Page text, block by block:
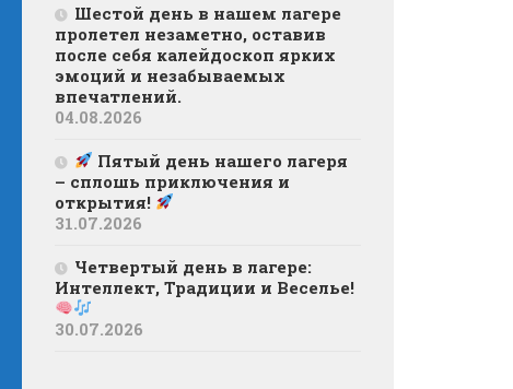
Шестой день в нашем лагере
пролетел незаметно, оставив
после себя калейдоскоп ярких
эмоций и незабываемых
впечатлений.
04.08.2026
Пятый день нашего лагеря
– сплошь приключения и
открытия!
31.07.2026
Четвертый день в лагере:
Интеллект, Традиции и Веселье!
30.07.2026